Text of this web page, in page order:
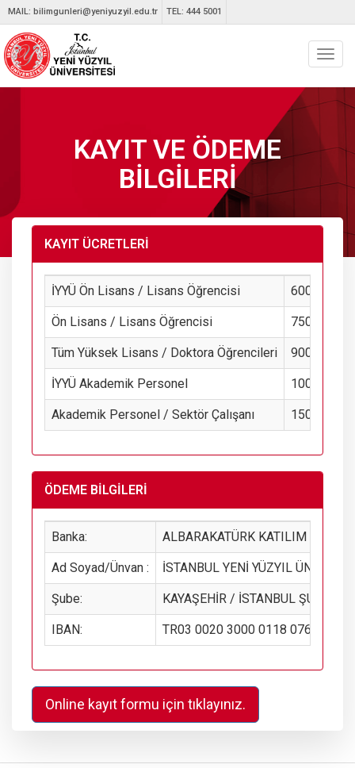
MAIL: bilimgunleri@yeniyuzyil.edu.tr TEL: 444 5001
KAYIT VE ÖDEME
BİLGİLERİ
KAYIT ÜCRETLERİ
İYYÜ Ön Lisans / Lisans Öğrencisi 600 TL
Ön Lisans / Lisans Öğrencisi 750 TL
Tüm Yüksek Lisans / Doktora Öğrencileri 900 TL
İYYÜ Akademik Personel 1000 TL
Akademik Personel / Sektör Çalışanı 1500 TL
ÖDEME BİLGİLERİ
Banka: ALBARAKATÜRK KATILIM
Ad Soyad/Ünvan : İSTANBUL YENİ YÜZYIL
Şube: KAYAŞEHİR / İSTANBUL ŞUBESİ
IBAN: TR03 0020 3000 0118 0769 0015
Online kayıt formu için tıklayınız.